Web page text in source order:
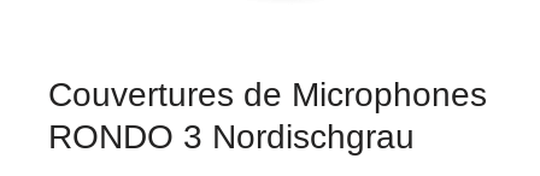
Couvertures de Microphones
RONDO 3 Nordischgrau